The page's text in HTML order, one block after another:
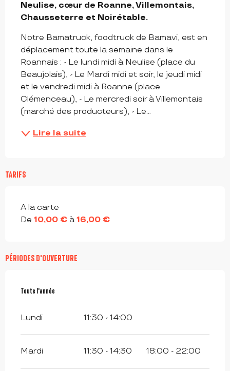
Neulise, cœur de Roanne, Villemontais,
Chausseterre et Noirétable.
Notre Bamatruck, foodtruck de Bamavi, est en
déplacement toute la semaine dans le
Roannais : - Le lundi midi à Neulise (place du
Beaujolais), - Le Mardi midi et soir, le jeudi midi
et le vendredi midi à Roanne (place
Clémenceau), - Le mercredi soir à Villemontais
(marché des producteurs), - Le...
Lire la suite
TARIFS
Tarifs 2026
A la carte
De 10,00 € à16,00 €
PÉRIODES D'OUVERTURE
Toute l'année
Toute l'année
Lundi 11:30 - 14:00
Mardi 11:30 - 14:30 18:00 - 22:00